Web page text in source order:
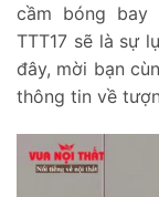
cầm bóng
TTT17 sẽ là sự
đây, mời bạn
thông tin về